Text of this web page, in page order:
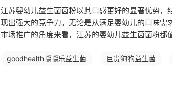
江苏婴幼儿益生菌菌粉以其口感更好的显著优势
现出强大的竞争力。无论是从满足婴幼儿的口味
市场推广的角度来看，江苏的婴幼儿益生菌菌粉都
goodhealth嚼嚼乐益生菌 巨贵狗狗益生菌